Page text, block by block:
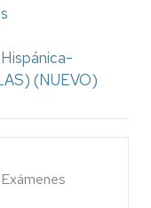
(NUEVO)